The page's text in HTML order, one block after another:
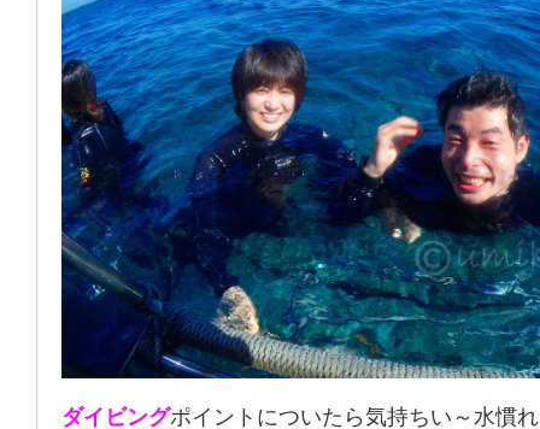
ダイビングポイントについたら気持ちい～水慣